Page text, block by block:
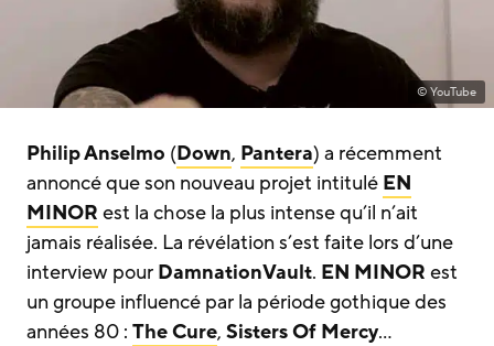
© YouTube
Philip Anselmo (Down, Pantera) a récemment
annoncé que son nouveau projet intitulé EN
MINOR est la chose la plus intense qu’il n’ait
jamais réalisée. La révélation s’est faite lors d’une
interview pour DamnationVault. EN MINOR est
un groupe influencé par la période gothique des
années 80 : The Cure, Sisters Of Mercy…